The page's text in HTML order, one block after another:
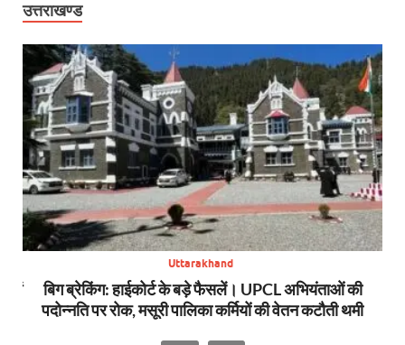
उत्तराखण्ड
Uttarakhand
बिग ब्रेकिंग: हाईकोर्ट के बड़े फैसलें। UPCL अभियंताओं की
पदोन्नति पर रोक, मसूरी पालिका कर्मियों की वेतन कटौती थमी